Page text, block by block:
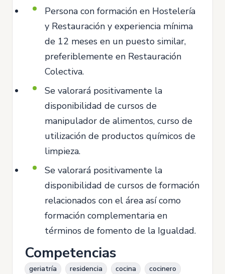
Persona con formación en Hostelería
y Restauración y experiencia mínima
de 12 meses en un puesto similar,
preferiblemente en Restauración
Colectiva.
Se valorará positivamente la
disponibilidad de cursos de
manipulador de alimentos, curso de
utilización de productos químicos de
limpieza.
Se valorará positivamente la
disponibilidad de cursos de formación
relacionados con el área así como
formación complementaria en
términos de fomento de la Igualdad.
Competencias
geriatría residencia cocina cocinero